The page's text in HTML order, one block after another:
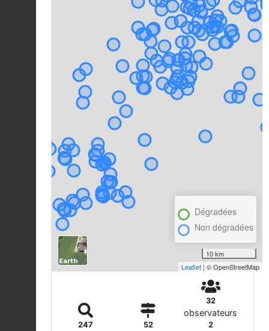
Dégradées
Non dégradées
10 km
Leaflet | © OpenStreetMap
247 52
32
observateurs
2